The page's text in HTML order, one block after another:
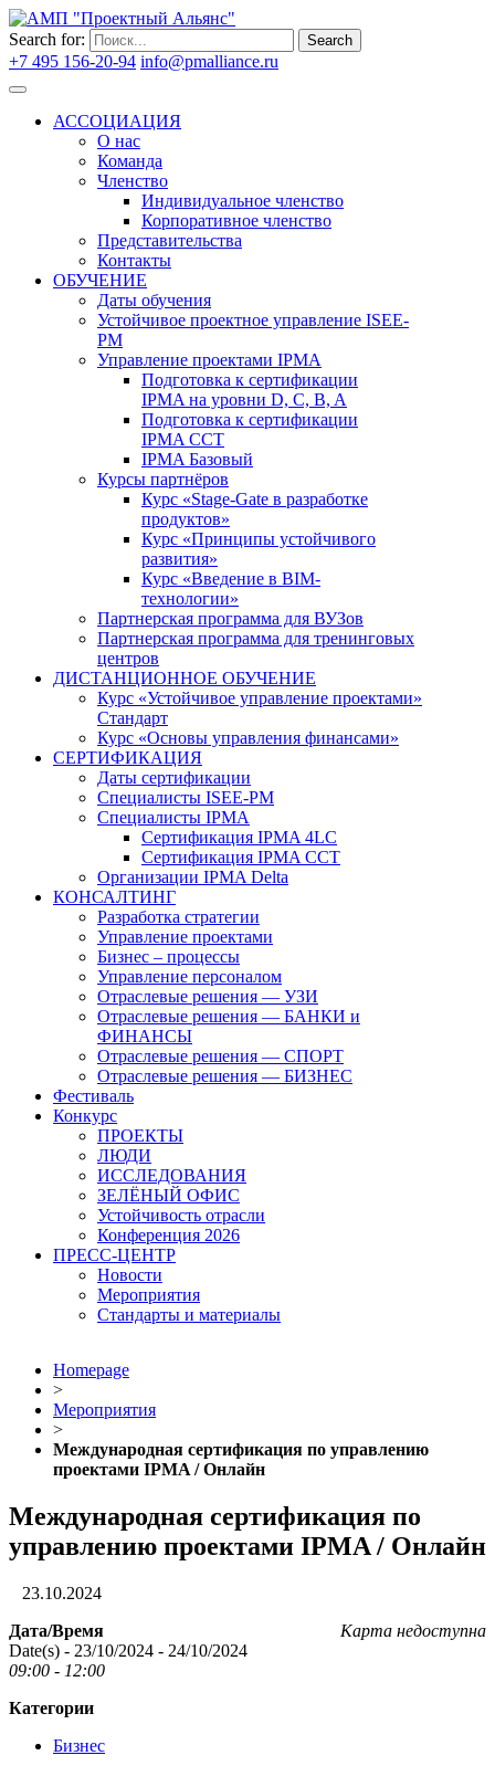
Search for: Search
+7 495 156-20-94 info@pmalliance.ru
АССОЦИАЦИЯ
О нас
Команда
Членство
Индивидуальное членство
Корпоративное членство
Представительства
Контакты
ОБУЧЕНИЕ
Даты обучения
Устойчивое проектное управление ISEE-
PM
Управление проектами IPMA
Подготовка к сертификации
IPMA на уровни D, C, B, A
Подготовка к сертификации
IPMA CCT
IPMA Базовый
Курсы партнёров
Курс «Stage-Gate в разработке
продуктов»
Курс «Принципы устойчивого
развития»
Курс «Введение в BIM-
технологии»
Партнерская программа для ВУЗов
Партнерская программа для тренинговых
центров
ДИСТАНЦИОННОЕ ОБУЧЕНИЕ
Курс «Устойчивое управление проектами»
Стандарт
Курс «Основы управления финансами»
СЕРТИФИКАЦИЯ
Даты сертификации
Специалисты ISEE-PM
Специалисты IPMA
Сертификация IPMA 4LC
Сертификация IPMA CCT
Организации IPMA Delta
КОНСАЛТИНГ
Разработка стратегии
Управление проектами
Бизнес – процессы
Управление персоналом
Отраслевые решения — УЗИ
Отраслевые решения — БАНКИ и
ФИНАНСЫ
Отраслевые решения — СПОРТ
Отраслевые решения — БИЗНЕС
Фестиваль
Конкурс
ПРОЕКТЫ
ЛЮДИ
ИССЛЕДОВАНИЯ
ЗЕЛЁНЫЙ ОФИС
Устойчивость отрасли
Конференция 2026
ПРЕСС-ЦЕНТР
Новости
Мероприятия
Стандарты и материалы
Homepage
>
Мероприятия
>
Международная сертификация по управлению
проектами IPMA / Онлайн
Международная сертификация по
управлению проектами IPMA / Онлайн
23.10.2024
Карта недоступна
Дата/Время
Date(s) - 23/10/2024 - 24/10/2024
09:00 - 12:00
Категории
Бизнес